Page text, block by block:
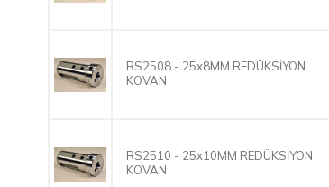
RS2508 - 25x8MM REDÜKSİYON
KOVAN
RS2510 - 25x10MM REDÜKSİYON
KOVAN